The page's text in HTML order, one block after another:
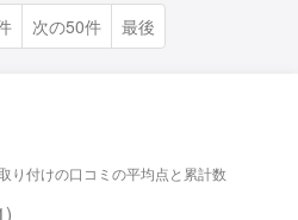
次の50件 最後
り付けの口コミの平均点と累計数